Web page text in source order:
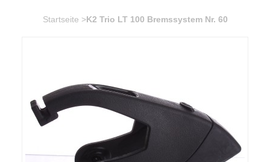
Startseite >K2 Trio LT 100 Bremssystem Nr. 60